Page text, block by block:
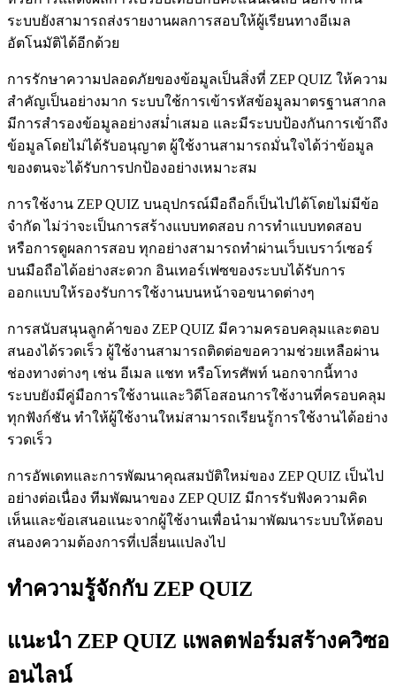
ระบบยังสามารถส่งรายงานผลการสอบให้ผู้เรียนทางอีเมล
อัตโนมัติได้อีกด้วย
การรักษาความปลอดภัยของข้อมูลเป็นสิ่งที่ ZEP QUIZ ให้ความ
สำคัญเป็นอย่างมาก ระบบใช้การเข้ารหัสข้อมูลมาตรฐานสากล
มีการสำรองข้อมูลอย่างสม่ำเสมอ และมีระบบป้องกันการเข้าถึง
ข้อมูลโดยไม่ได้รับอนุญาต ผู้ใช้งานสามารถมั่นใจได้ว่าข้อมูล
ของตนจะได้รับการปกป้องอย่างเหมาะสม
การใช้งาน ZEP QUIZ บนอุปกรณ์มือถือก็เป็นไปได้โดยไม่มีข้อ
จำกัด ไม่ว่าจะเป็นการสร้างแบบทดสอบ การทำแบบทดสอบ
หรือการดูผลการสอบ ทุกอย่างสามารถทำผ่านเว็บเบราว์เซอร์
บนมือถือได้อย่างสะดวก อินเทอร์เฟซของระบบได้รับการ
ออกแบบให้รองรับการใช้งานบนหน้าจอขนาดต่างๆ
การสนับสนุนลูกค้าของ ZEP QUIZ มีความครอบคลุมและตอบ
สนองได้รวดเร็ว ผู้ใช้งานสามารถติดต่อขอความช่วยเหลือผ่าน
ช่องทางต่างๆ เช่น อีเมล แชท หรือโทรศัพท์ นอกจากนี้ทาง
ระบบยังมีคู่มือการใช้งานและวิดีโอสอนการใช้งานที่ครอบคลุม
ทุกฟังก์ชัน ทำให้ผู้ใช้งานใหม่สามารถเรียนรู้การใช้งานได้อย่าง
รวดเร็ว
การอัพเดทและการพัฒนาคุณสมบัติใหม่ของ ZEP QUIZ เป็นไป
อย่างต่อเนื่อง ทีมพัฒนาของ ZEP QUIZ มีการรับฟังความคิด
เห็นและข้อเสนอแนะจากผู้ใช้งานเพื่อนำมาพัฒนาระบบให้ตอบ
สนองความต้องการที่เปลี่ยนแปลงไป
ทำความรู้จักกับ ZEP QUIZ
แนะนำ ZEP QUIZ แพลตฟอร์มสร้างควิซอ
อนไลน์